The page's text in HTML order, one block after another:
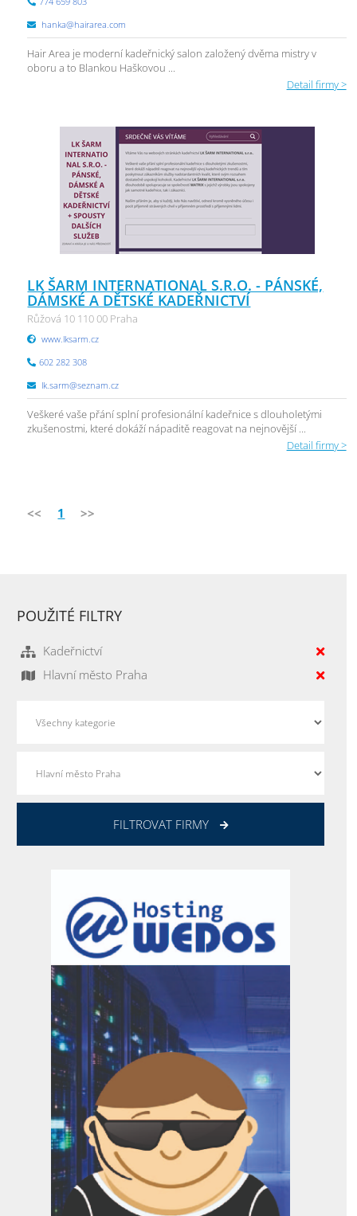
hanka@hairarea.com
Hair Area je moderní kadeřnický salon založený dvěma mistry v
oboru a to Blankou Haškovou ...
Detail firmy >
LK ŠARM INTERNATIONAL S.R.O. - PÁNSKÉ,
DÁMSKÉ A DĚTSKÉ KADEŘNICTVÍ
Růžová 10 110 00 Praha
www.lksarm.cz
602 282 308
lk.sarm@seznam.cz
Veškeré vaše přání splní profesionální kadeřnice s dlouholetými
zkušenostmi, které dokáží nápaditě reagovat na nejnovější ...
Detail firmy >
<< 1 >>
POUŽITÉ FILTRY
Kadeřnictví
Hlavní město Praha
FILTROVAT FIRMY